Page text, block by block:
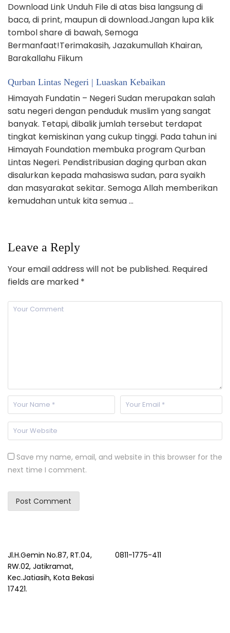
Download Link Unduh File di atas bisa langsung di
baca, di print, maupun di download.Jangan lupa klik
tombol share di bawah, Semoga
Bermanfaat!Terimakasih, Jazakumullah Khairan,
Barakallahu Fiikum
Qurban Lintas Negeri | Luaskan Kebaikan
Himayah Fundatin – Negeri Sudan merupakan salah
satu negeri dengan penduduk muslim yang sangat
banyak. Tetapi, dibalik jumlah tersebut terdapat
tingkat kemiskinan yang cukup tinggi. Pada tahun ini
Himayah Foundation membuka program Qurban
Lintas Negeri. Pendistribusian daging qurban akan
disalurkan kepada mahasiswa sudan, para syaikh
dan masyarakat sekitar. Semoga Allah memberikan
kemudahan untuk kita semua …
Leave a Reply
Your email address will not be published. Required
fields are marked *
Save my name, email, and website in this browser for the
next time I comment.
Jl.H.Gemin No.87, RT.04,
RW.02, Jatikramat,
Kec.Jatiasih, Kota Bekasi
17421.
0811-1775-411